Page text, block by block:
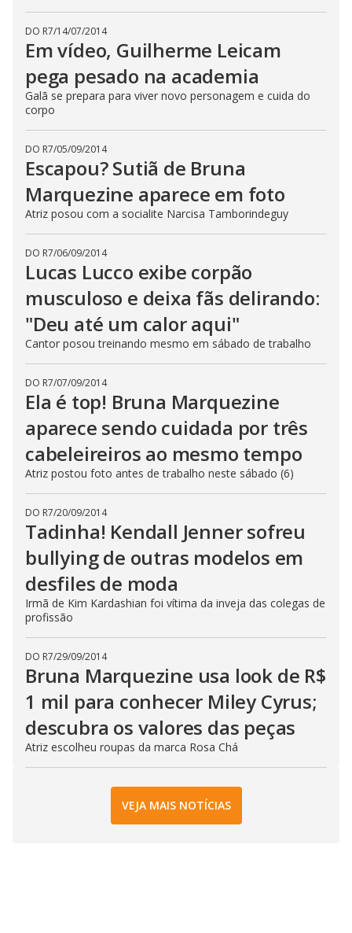
DO R7/14/07/2014
Em vídeo, Guilherme Leicam
pega pesado na academia
Galã se prepara para viver novo personagem e cuida do
corpo
DO R7/05/09/2014
Escapou? Sutiã de Bruna
Marquezine aparece em foto
Atriz posou com a socialite Narcisa Tamborindeguy
DO R7/06/09/2014
Lucas Lucco exibe corpão
musculoso e deixa fãs delirando:
"Deu até um calor aqui"
Cantor posou treinando mesmo em sábado de trabalho
DO R7/07/09/2014
Ela é top! Bruna Marquezine
aparece sendo cuidada por três
cabeleireiros ao mesmo tempo
Atriz postou foto antes de trabalho neste sábado (6)
DO R7/20/09/2014
Tadinha! Kendall Jenner sofreu
bullying de outras modelos em
desfiles de moda
Irmã de Kim Kardashian foi vítima da inveja das colegas de
profissão
DO R7/29/09/2014
Bruna Marquezine usa look de R$
1 mil para conhecer Miley Cyrus;
descubra os valores das peças
Atriz escolheu roupas da marca Rosa Chá
VEJA MAIS NOTÍCIAS